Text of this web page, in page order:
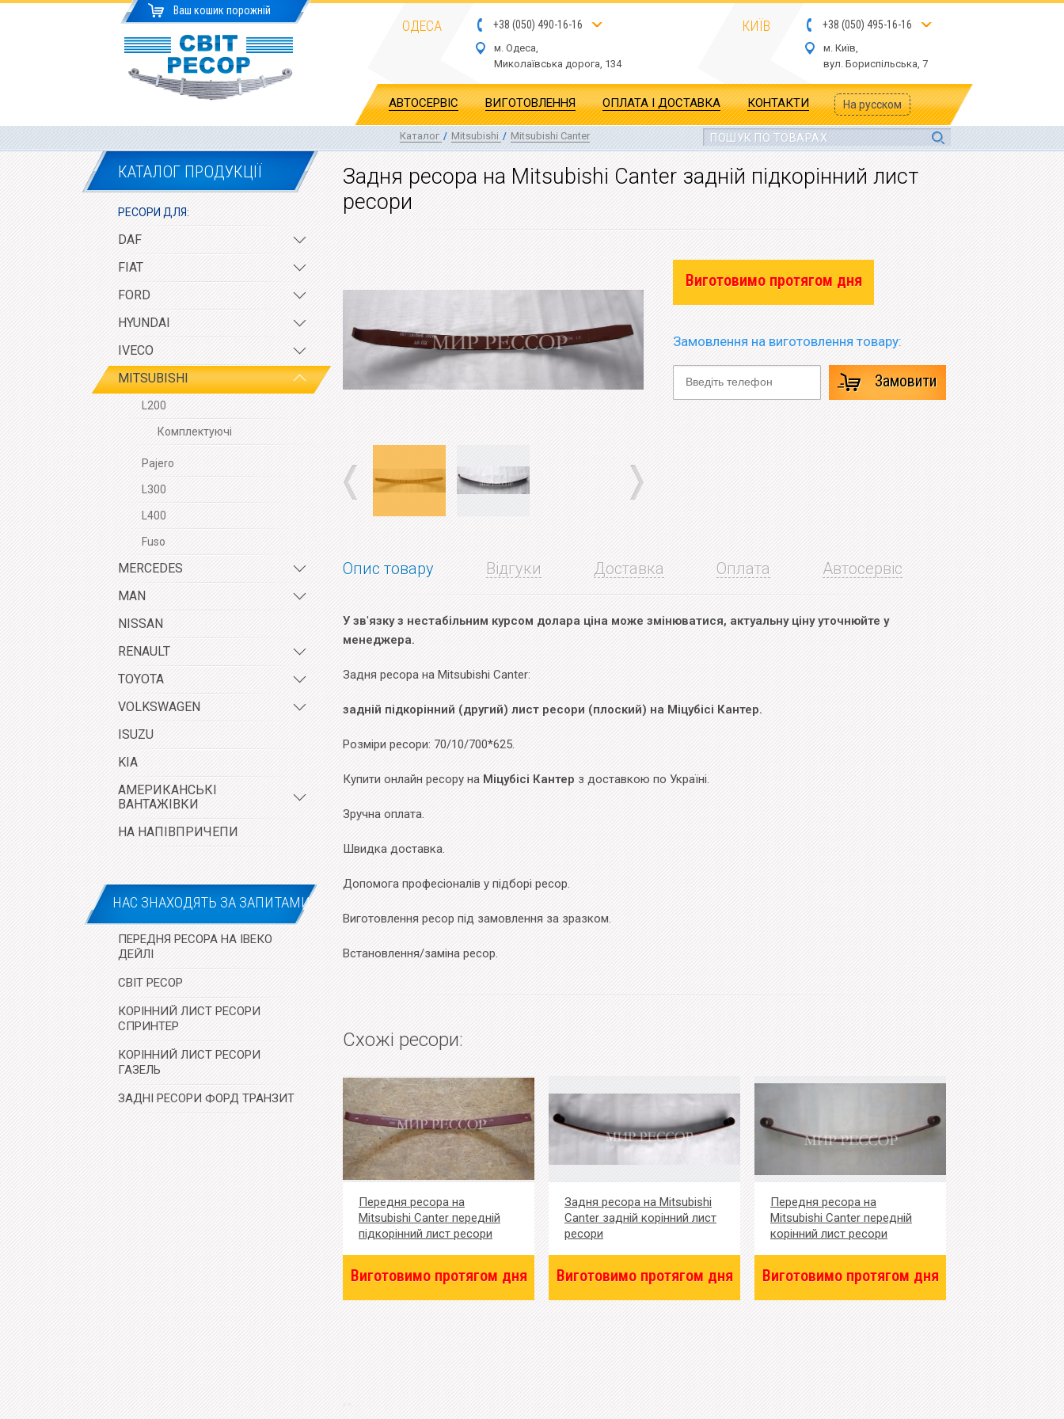
Ваш кошик порожній
ОДЕСА +38 (050) 490-16-16
м. Одеса,
Миколаївська дорога, 134
КИЇВ +38 (050) 495-16-16
м. Київ,
вул. Бориспільська, 7
АВТОСЕРВІС ВИГОТОВЛЕННЯ ОПЛАТА І ДОСТАВКА КОНТАКТИ На русском
КАТАЛОГ ПРОДУКЦІЇ
РЕСОРИ ДЛЯ:
DAF
FIAT
FORD
HYUNDAI
IVECO
MITSUBISHI
L200
Комплектуючі
Pajero
L300
L400
Fuso
MERCEDES
MAN
NISSAN
RENAULT
TOYOTA
VOLKSWAGEN
ISUZU
KIA
АМЕРИКАНСЬКІ
ВАНТАЖІВКИ
НА НАПІВПРИЧЕПИ
НАС ЗНАХОДЯТЬ ЗА ЗАПИТАМИ
ПЕРЕДНЯ РЕСОРА НА ІВЕКО
ДЕЙЛІ
СВІТ РЕСОР
КОРІННИЙ ЛИСТ РЕСОРИ
СПРИНТЕР
КОРІННИЙ ЛИСТ РЕСОРИ
ГАЗЕЛЬ
ЗАДНІ РЕСОРИ ФОРД ТРАНЗИТ
Каталог / Mitsubishi / Mitsubishi Canter
Задня ресора на Mitsubishi Canter задній підкорінний лист
ресори
Виготовимо протягом дня
Замовлення на виготовлення товару:
Замовити
Опис товару Відгуки Доставка Оплата Автосервіс
У зв'язку з нестабільним курсом долара ціна може змінюватися, актуальну ціну уточнюйте у
менеджера.
Задня ресора на Mitsubishi Canter:
задній підкорінний (другий) лист ресори (плоский) на Міцубісі Кантер.
Розміри ресори: 70/10/700*625.
Купити онлайн ресору на Міцубісі Кантер з доставкою по Україні.
Зручна оплата.
Швидка доставка.
Допомога професіоналів у підборі ресор.
Виготовлення ресор під замовлення за зразком.
Встановлення/заміна ресор.
Схожі ресори:
Передня ресора на
Mitsubishi Canter передній
підкорінний лист ресори
Виготовимо протягом дня
Задня ресора на Mitsubishi
Canter задній корінний лист
ресори
Виготовимо протягом дня
Передня ресора на
Mitsubishi Canter передній
корінний лист ресори
Виготовимо протягом дня